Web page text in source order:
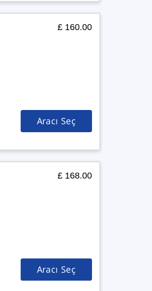
£ 160.00
Aracı Seç
£ 168.00
Aracı Seç